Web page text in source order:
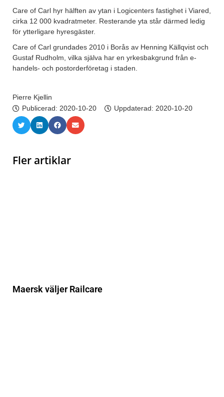
Care of Carl hyr hälften av ytan i Logicenters fastighet i Viared,
cirka 12 000 kvadratmeter. Resterande yta står därmed ledig
för ytterligare hyresgäster.
Care of Carl grundades 2010 i Borås av Henning Källqvist och
Gustaf Rudholm, vilka själva har en yrkesbakgrund från e-
handels- och postorderföretag i staden.
Pierre Kjellin
Publicerad: 2020-10-20 Uppdaterad: 2020-10-20
Fler artiklar
Maersk väljer Railcare